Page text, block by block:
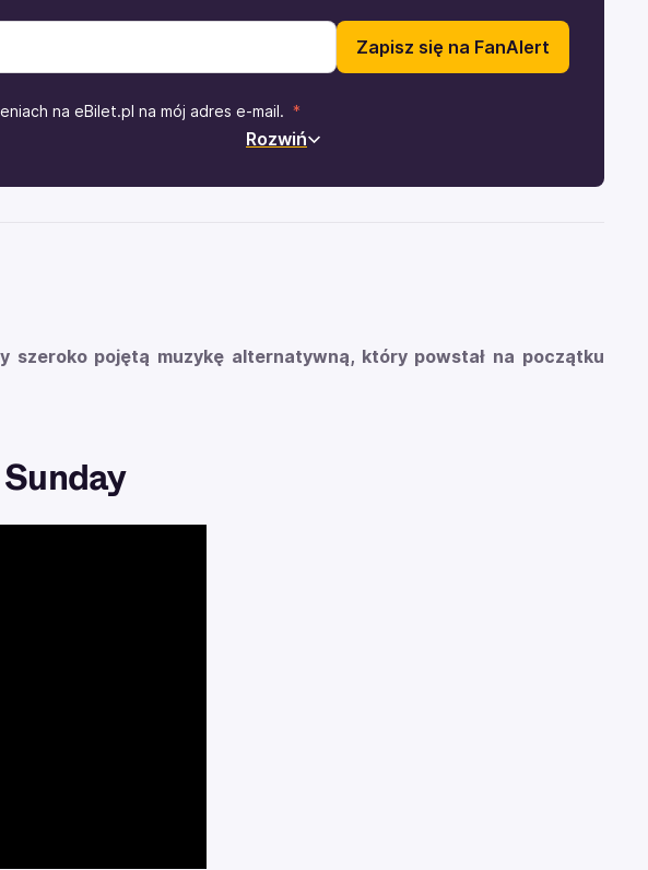
Zapisz się na FanAlert
na eBilet.pl na mój adres e-mail.
Rozwiń
pojętą muzykę alternatywną, który powstał na początku